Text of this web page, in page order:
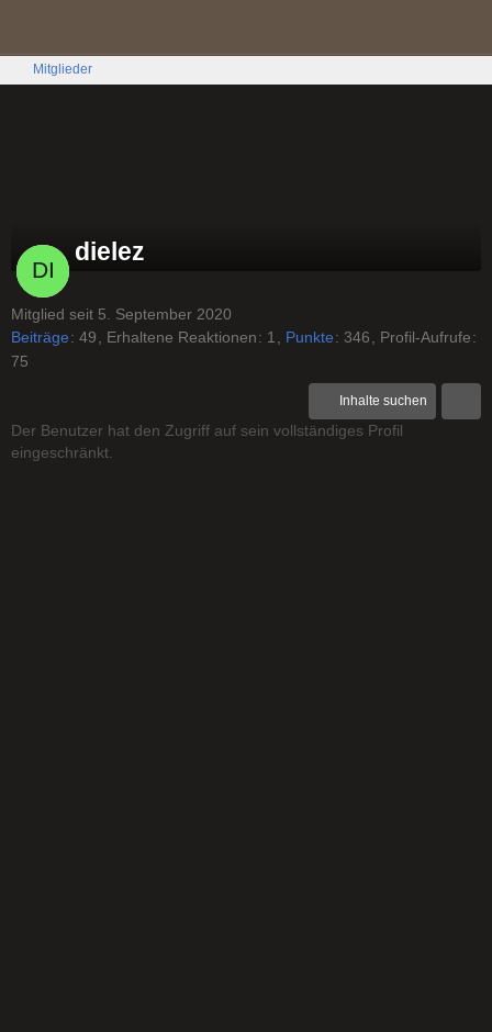
Mitglieder
dielez
Mitglied seit 5. September 2020
Beiträge
49 Erhaltene Reaktionen 1 Punkte 346
Profil-Aufrufe
75
Inhalte suchen
Der Benutzer hat den Zugriff auf sein vollständiges Profil
eingeschränkt.